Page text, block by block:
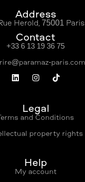
Address
Hérold, 75001 Paris
Contact
+33 6 13 19 36 75
Légal
and Conditions
property rights
Help
My account